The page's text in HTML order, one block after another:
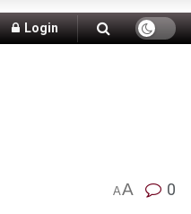
Login
AA 0